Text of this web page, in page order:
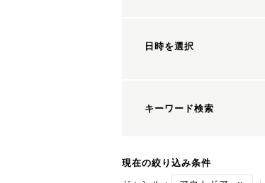
日時を選択
キーワード検索
現在の絞り込み条件